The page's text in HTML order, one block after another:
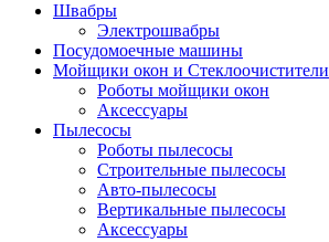
Швабры
Электрошвабры
Посудомоечные машины
Мойщики окон и Стеклоочистители
Роботы мойщики окон
Аксессуары
Пылесосы
Роботы пылесосы
Строительные пылесосы
Авто-пылесосы
Вертикальные пылесосы
Аксессуары